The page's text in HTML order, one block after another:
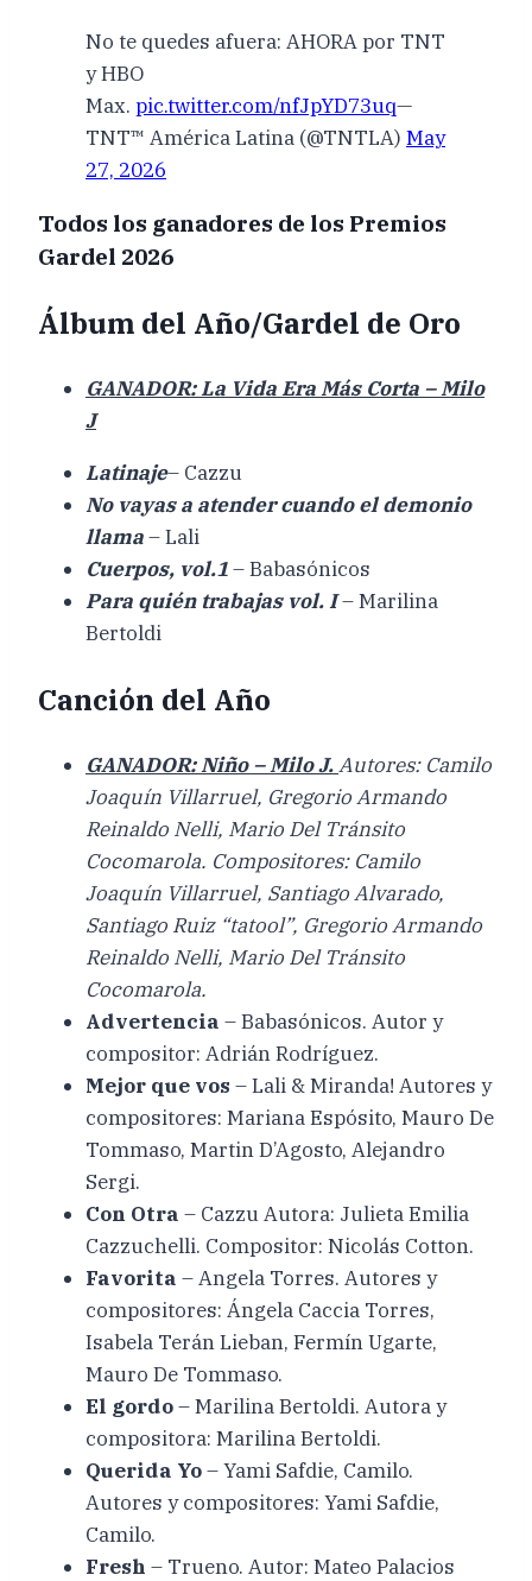
No te quedes afuera: AHORA por TNT
y HBO
Max. pic.twitter.com/nfJpYD73uq—
TNT™ América Latina (@TNTLA) May
27, 2026
Todos los ganadores de los Premios
Gardel 2026
Álbum del Año/Gardel de Oro
GANADOR: La Vida Era Más Corta – Milo
J
Latinaje– Cazzu
No vayas a atender cuando el demonio
llama– Lali
Cuerpos, vol.1– Babasónicos
Para quién trabajas vol. I– Marilina
Bertoldi
Canción del Año
GANADOR: Niño – Milo J.Autores: Camilo
Joaquín Villarruel, Gregorio Armando
Reinaldo Nelli, Mario Del Tránsito
Cocomarola. Compositores: Camilo
Joaquín Villarruel, Santiago Alvarado,
Santiago Ruiz “tatool”, Gregorio Armando
Reinaldo Nelli, Mario Del Tránsito
Cocomarola.
Advertencia – Babasónicos. Autor y
compositor: Adrián Rodríguez.
Mejor que vos – Lali & Miranda! Autores y
compositores: Mariana Espósito, Mauro De
Tommaso, Martin D’Agosto, Alejandro
Sergi.
Con Otra – Cazzu Autora: Julieta Emilia
Cazzuchelli. Compositor: Nicolás Cotton.
Favorita – Angela Torres. Autores y
compositores: Ángela Caccia Torres,
Isabela Terán Lieban, Fermín Ugarte,
Mauro De Tommaso.
El gordo– Marilina Bertoldi. Autora y
compositora: Marilina Bertoldi.
Querida Yo– Yami Safdie, Camilo.
Autores y compositores: Yami Safdie,
Camilo.
Fresh – Trueno. Autor: Mateo Palacios